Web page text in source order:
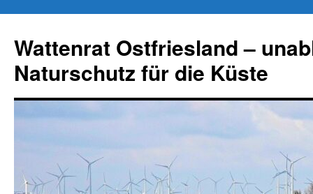
springen
Wattenrat Ostfriesland –
Naturschutz für die Küste